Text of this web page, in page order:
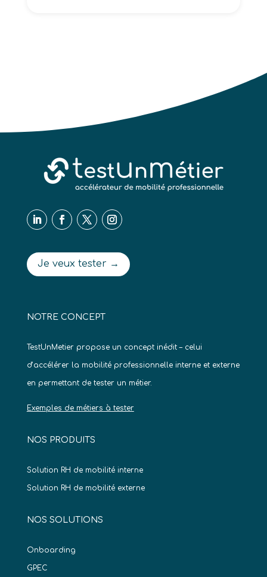
Je veux tester →
NOTRE CONCEPT
TestUnMetier propose un concept inédit – celui
d’accélérer la mobilité professionnelle interne et externe
en permettant de tester un métier.
Exemples de métiers à tester
NOS PRODUITS
Solution RH de mobilité interne
Solution RH de mobilité externe
NOS SOLUTIONS
Onboarding
GPEC